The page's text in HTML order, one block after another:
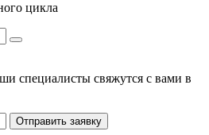
цикла
специалисты свяжутся с вами в
Отправить заявку